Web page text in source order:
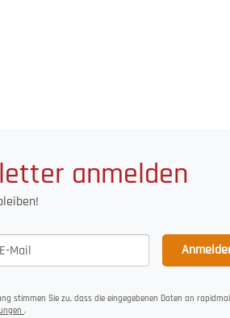
anmelden
stimmen Sie zu, dass die eingegebenen Daten an
.